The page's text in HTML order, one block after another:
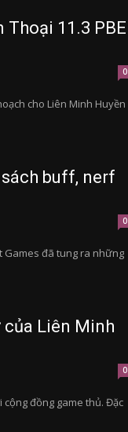
Thoại 11.3 PBE
0
cho Liên Minh Huyền
buff, nerf
0
Games đã tung ra những
Liên Minh
0
đồng game thủ. Đặc